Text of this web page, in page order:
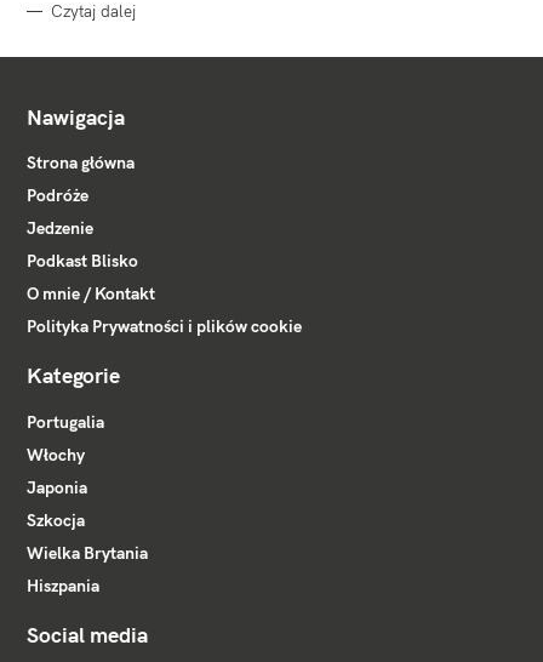
Czytaj dalej
Nawigacja
Strona główna
Podróże
Jedzenie
Podkast Blisko
O mnie / Kontakt
Polityka Prywatności i plików cookie
Kategorie
Portugalia
Włochy
Japonia
Szkocja
Wielka Brytania
Hiszpania
Social media